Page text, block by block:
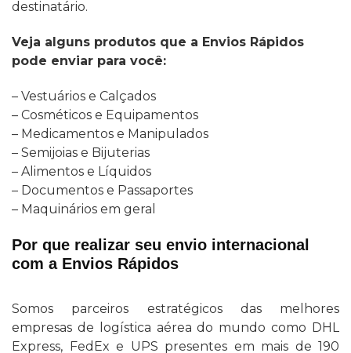
destinatário.
Veja alguns produtos que a Envios Rápidos
pode enviar para você:
– Vestuários e Calçados
– Cosméticos e Equipamentos
– Medicamentos e Manipulados
– Semijoias e Bijuterias
– Alimentos e Líquidos
– Documentos e Passaportes
– Maquinários em geral
Por que realizar seu envio internacional
com a Envios Rápidos
Somos parceiros estratégicos das melhores
empresas de logística aérea do mundo como DHL
Express, FedEx e UPS presentes em mais de 190